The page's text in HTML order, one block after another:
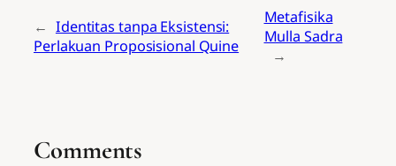
← Identitas tanpa Eksistensi:
Perlakuan Proposisional Quine
Metafisika
Mulla Sadra
→
Comments